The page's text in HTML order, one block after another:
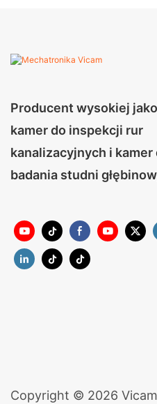
Producent wysokiej
kamer do inspekcji rur
kanalizacyjnych i kamer
badania studni
Copyright © 2026